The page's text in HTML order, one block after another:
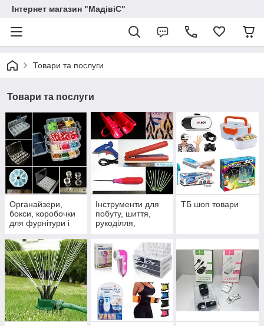
Інтернет магазин "МадівіС"
Товари та послуги
Товари та послуги
Органайзери,
бокси, коробочки
для фурнітури і
таблетніци
Інструменти для
побуту, шиття,
рукоділля,
ТБ шоп товари